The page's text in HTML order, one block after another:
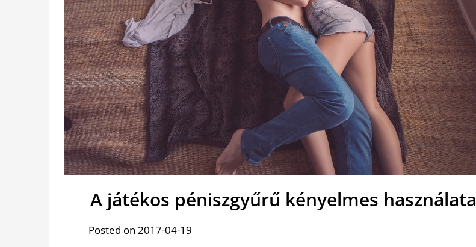
A játékos péniszgyűrű kényelmes használata
Posted on 2017-04-19